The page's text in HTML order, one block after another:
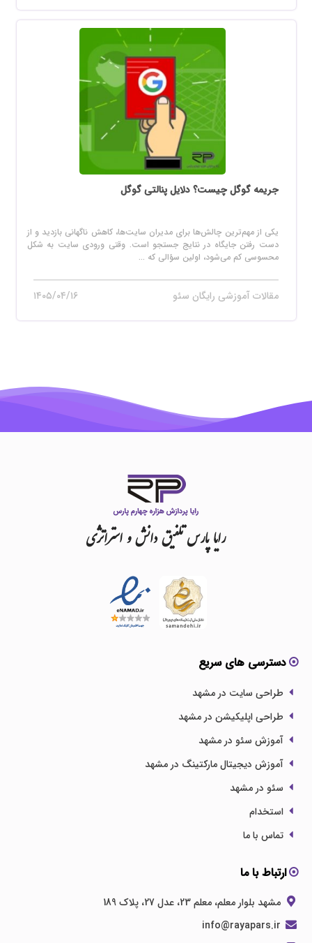
جریمه گوگل چیست؟ دلایل پنالتی گوگل
یکی از مهم‌ترین چالش‌ها برای مدیران سایت‌ها، کاهش ناگهانی بازدید و از
دست رفتن جایگاه در نتایج جستجو است. وقتی ورودی سایت به شکل
محسوسی کم می‌شود، اولین سؤالی که ...
مقالات آموزشی رایگان سئو ۱۴۰۵/۰۴/۱۶
رایاپارستلفیقدانشواستراتژی
دسترسی های سریع
طراحی سایت در مشهد
طراحی اپلیکیشن در مشهد
آموزش سئو در مشهد
آموزش دیجیتال مارکتینگ در مشهد
سئو در مشهد
استخدام
تماس با ما
ارتباط با ما
مشهد بلوار معلم، معلم 23، عدل 27، پلاک 189